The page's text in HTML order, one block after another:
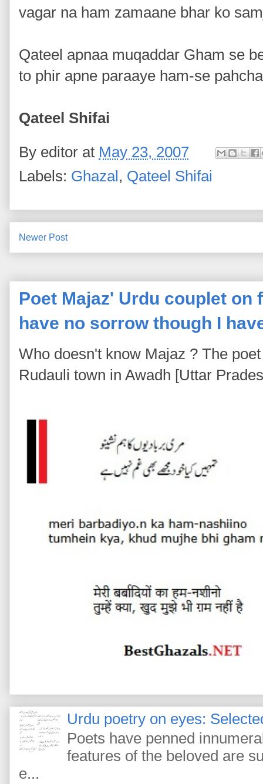
vagar na ham zamaane bhar ko
Qateel apnaa muqaddar Gham se
to phir apne paraaye ham-se
Qateel Shifai
By editor at May 23, 2007
Labels: Ghazal, Qateel Shifai
Newer Post
Poet Majaz' Urdu couplet
have no sorrow though I
Who doesn't know Majaz ? The
Rudauli town in Awadh [Uttar
Urdu poetry on eyes:
Poets have penned
features of the beloved are
e...